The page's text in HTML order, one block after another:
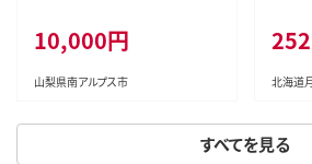
すべてを見る
市産シャインマスカット1.2kg以
上（2～3房） クール便発送 ALPA
G007
10,000円
山梨県南アルプス市
米 米
北海
っくら
北海道